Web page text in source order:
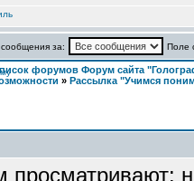
сообщения за: Поле
форумов Форум сайта
» Рассылка "Учимся